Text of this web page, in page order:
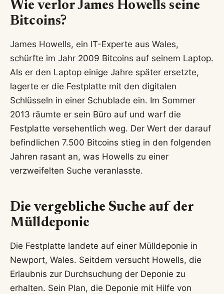
Wie verlor James Howells seine
Bitcoins?
James Howells, ein IT-Experte aus Wales,
schürfte im Jahr 2009 Bitcoins auf seinem Laptop.
Als er den Laptop einige Jahre später ersetzte,
lagerte er die Festplatte mit den digitalen
Schlüsseln in einer Schublade ein. Im Sommer
2013 räumte er sein Büro auf und warf die
Festplatte versehentlich weg. Der Wert der darauf
befindlichen 7.500 Bitcoins stieg in den folgenden
Jahren rasant an, was Howells zu einer
verzweifelten Suche veranlasste.
Die vergebliche Suche auf der
Mülldeponie
Die Festplatte landete auf einer Mülldeponie in
Newport, Wales. Seitdem versucht Howells, die
Erlaubnis zur Durchsuchung der Deponie zu
erhalten. Sein Plan, die Deponie mit Hilfe von